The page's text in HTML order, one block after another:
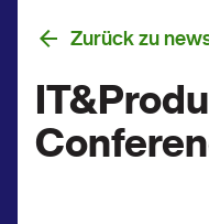
Zurück zu